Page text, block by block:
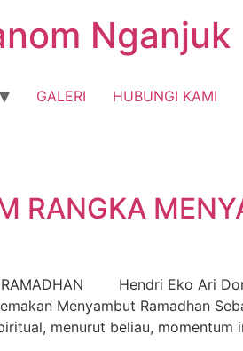
Nganjuk
GALERI HUBUNGI KAMI
RANGKA
RAMADHAN Hendri Eko Ari
Menyambut Ramadhan
menurut beliau,